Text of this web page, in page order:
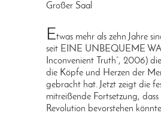
Großer Saal
Etwas mehr als zehn Jahre
seit EINE UNBEQUEME
Inconvenient Truth“, 2006)
die Köpfe und Herzen der
gebracht hat. Jetzt zeigt die
mitreißende Fortsetzung, dass
Revolution bevorstehen